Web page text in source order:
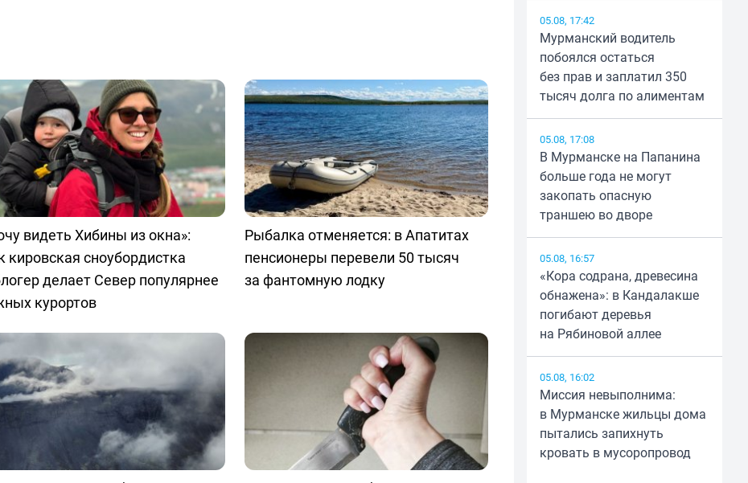
видеть Хибины из окна»:
кировская сноубордистка
делает Север популярнее
курортов
Рыбалка отменяется: в Апатитах
пенсионеры перевели 50 тысяч
за фантомную лодку
05.08, 17:42
Мурманский водитель
побоялся остаться
без прав и заплатил 350
тысяч долга по алиментам
05.08, 17:08
В Мурманске на Папанина
больше года не могут
закопать опасную
траншею во дворе
05.08, 16:57
«Кора содрана, древесина
обнажена»: в Кандалакше
погибают деревья
на Рябиновой аллее
05.08, 16:02
Миссия невыполнима:
в Мурманске жильцы дома
пытались запихнуть
кровать в мусоропровод